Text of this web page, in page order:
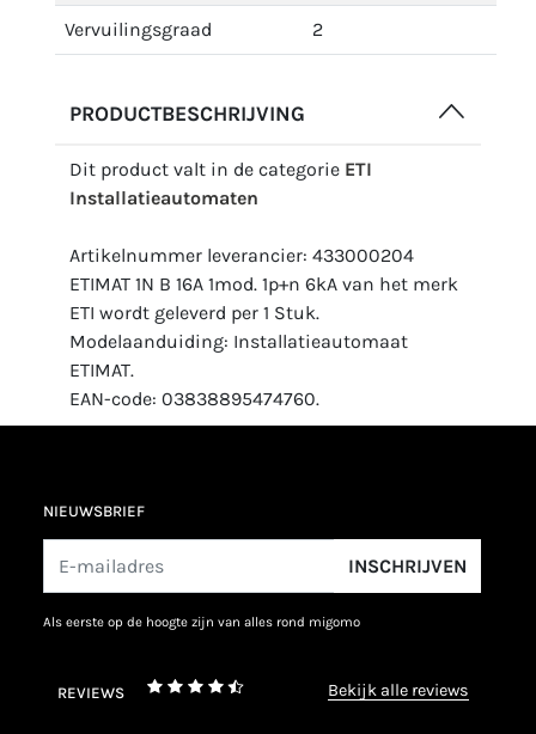
Vervuilingsgraad 2
PRODUCTBESCHRIJVING
Dit product valt in de categorie ETI
Installatieautomaten
Artikelnummer leverancier: 433000204
ETIMAT 1N B 16A 1mod. 1p+n 6kA van het merk
ETI wordt geleverd per 1 Stuk.
Modelaanduiding: Installatieautomaat
ETIMAT.
EAN-code: 03838895474760.
NIEUWSBRIEF
INSCHRIJVEN
als eerste op de hoogte zijn van alles rond migomo
REVIEWS bekijk alle reviews